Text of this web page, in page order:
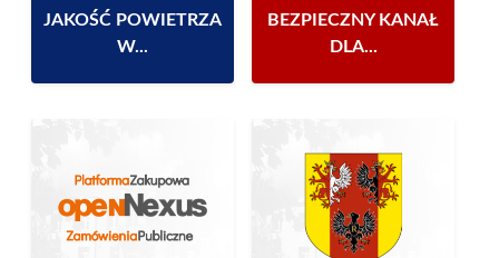
JAKOŚĆ POWIETRZA
W...
BEZPIECZNY KANAŁ
DLA...